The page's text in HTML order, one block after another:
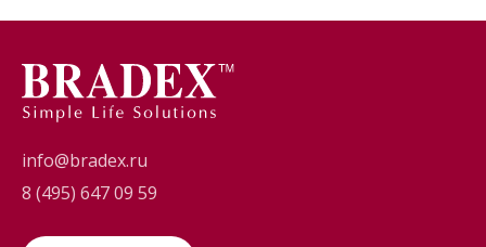
info@bradex.ru
8 (495) 647 09 59